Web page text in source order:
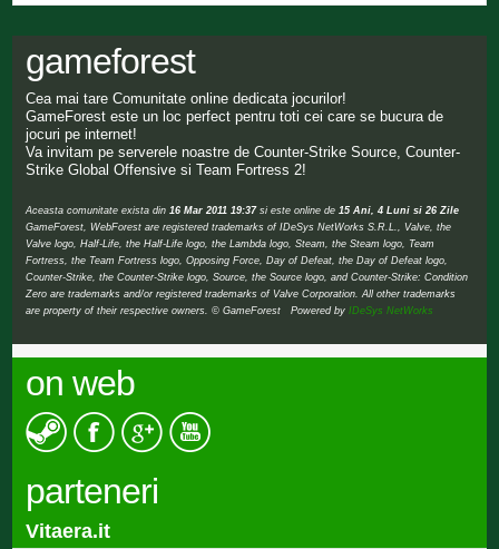
gameforest
Cea mai tare Comunitate online dedicata jocurilor!
GameForest este un loc perfect pentru toti cei care se bucura de
jocuri pe internet!
Va invitam pe serverele noastre de Counter-Strike Source, Counter-
Strike Global Offensive si Team Fortress 2!
Aceasta comunitate exista din16 Mar 2011 19:37si este online de15 Ani, 4 Luni si 26 Zile
GameForest, WebForest are registered trademarks of IDeSys NetWorks S.R.L., Valve, the
Valve logo, Half-Life, the Half-Life logo, the Lambda logo, Steam, the Steam logo, Team
Fortress, the Team Fortress logo, Opposing Force, Day of Defeat, the Day of Defeat logo,
Counter-Strike, the Counter-Strike logo, Source, the Source logo, and Counter-Strike: Condition
Zero are trademarks and/or registered trademarks of Valve Corporation. All other trademarks
are property of their respective owners. © GameForest Powered byIDeSys NetWorks
on web
parteneri
Vitaera.it